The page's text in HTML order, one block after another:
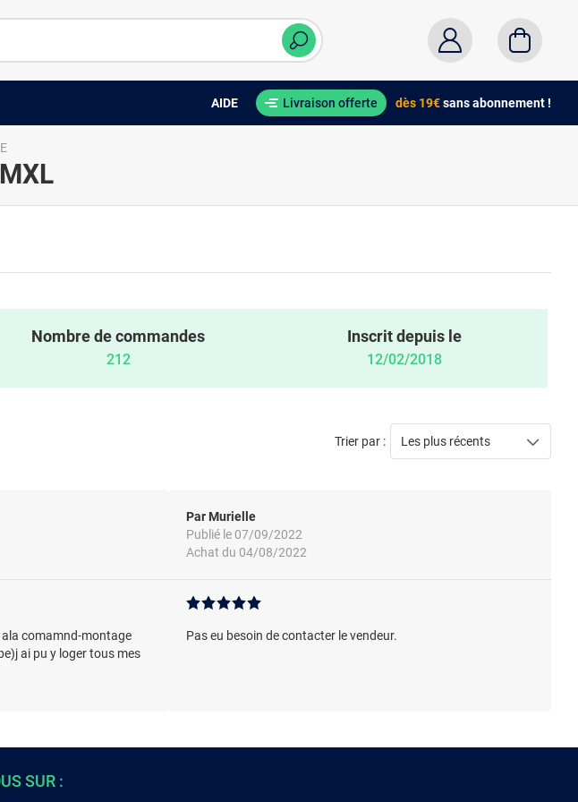
AIDE Livraison offerte dès 19€sans abonnement !
Nombre de commandes
212
Inscrit depuis le
12/02/2018
Trier par : Les plus récents
comamnd-montage
ai pu y loger tous mes
Par Murielle
Publié le 07/09/2022
Achat du 04/08/2022
Pas eu besoin de contacter le vendeur.
SUR :